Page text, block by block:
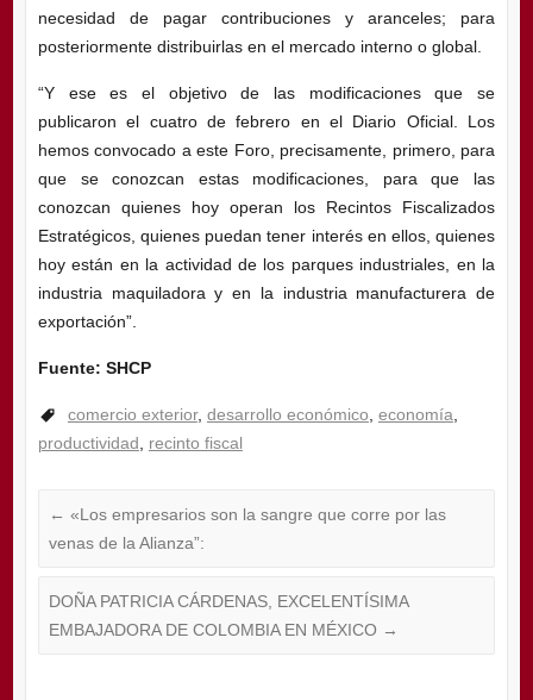
necesidad de pagar contribuciones y aranceles; para
posteriormente distribuirlas en el mercado interno o global.
“Y ese es el objetivo de las modificaciones que se
publicaron el cuatro de febrero en el Diario Oficial. Los
hemos convocado a este Foro, precisamente, primero, para
que se conozcan estas modificaciones, para que las
conozcan quienes hoy operan los Recintos Fiscalizados
Estratégicos, quienes puedan tener interés en ellos, quienes
hoy están en la actividad de los parques industriales, en la
industria maquiladora y en la industria manufacturera de
exportación”.
Fuente: SHCP
comercio exterior, desarrollo económico economía
productividad
recinto fiscal
← «Los empresarios son la sangre que corre por las
venas de la Alianza”:
DOÑA PATRICIA CÁRDENAS, EXCELENTÍSIMA
EMBAJADORA DE COLOMBIA EN MÉXICO →